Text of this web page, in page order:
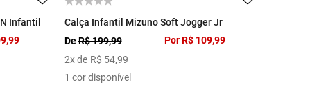
Infantil
Calça Infantil Mizuno Soft Jogger Jr
DeR$ 199,99
2x de R$ 54,99
Por R$ 109,99
1 cor disponível